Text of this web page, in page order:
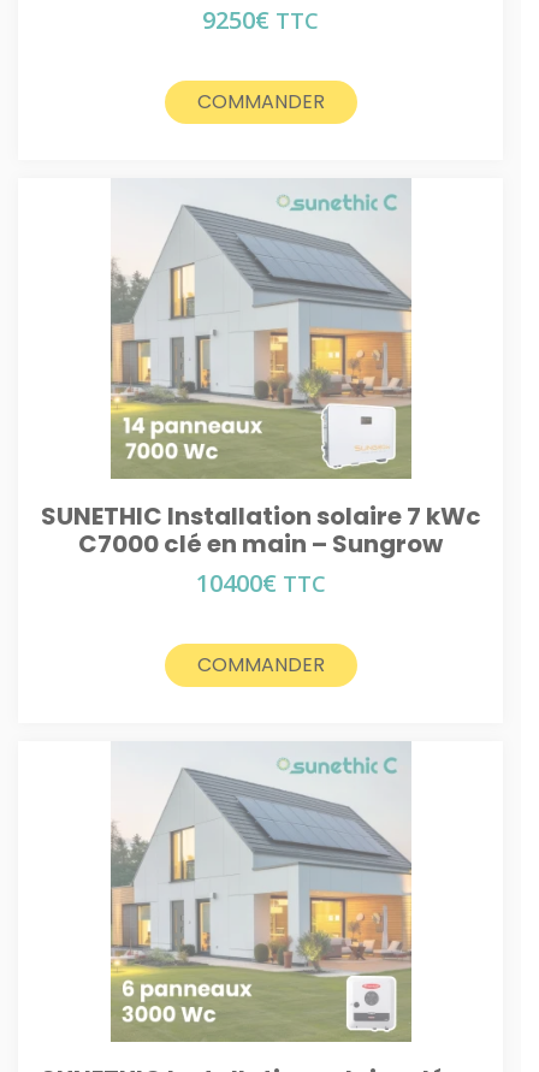
9250€ TTC
COMMANDER
SUNETHIC Installation solaire 7 kWc
C7000 clé en main – Sungrow
10400€ TTC
COMMANDER